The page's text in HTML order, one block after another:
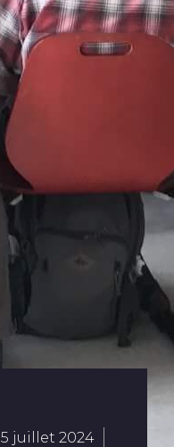
5 juillet 2024